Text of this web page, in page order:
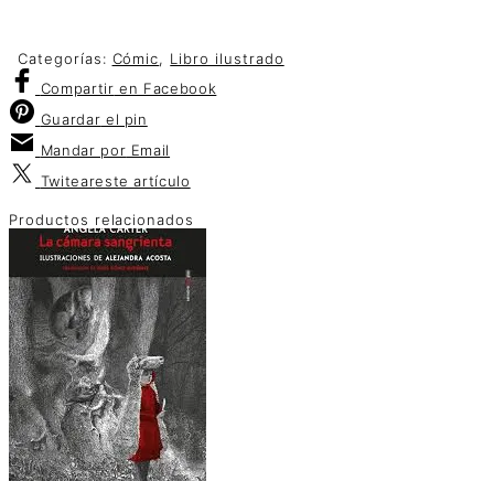
Categorías: Cómic, Libro ilustrado
Compartir en Facebook
Guardar el pin
Mandar por Email
Twiteareste artículo
Productos relacionados